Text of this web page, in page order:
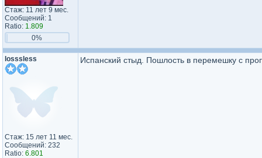
Стаж: 11 лет 9 мес.
Сообщений: 1
Ratio: 1.809
0%
losssless
Стаж: 15 лет 11 мес.
Сообщений: 232
Ratio: 6.801
Испанский стыд. Пошлость в перемешку с